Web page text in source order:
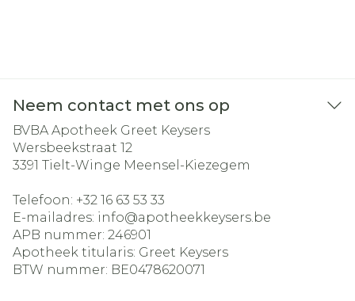
Neem contact met ons op
BVBA Apotheek Greet Keysers
Wersbeekstraat 12
3391 Tielt-Winge Meensel-Kiezegem
Telefoon: +32 16 63 53 33
E-mailadres: info@apotheekkeysers.be
APB nummer: 246901
Apotheek titularis: Greet Keysers
BTW nummer: BE0478620071